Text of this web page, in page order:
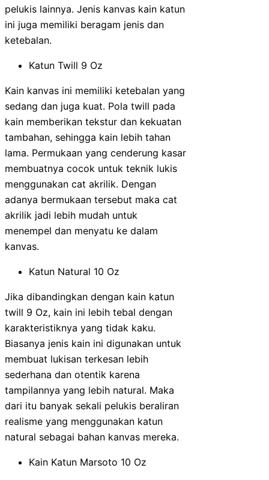
pelukis lainnya. Jenis kanvas kain katun
ini juga memiliki beragam jenis dan
ketebalan.
Katun Twill 9 Oz
Kain kanvas ini memiliki ketebalan yang
sedang dan juga kuat. Pola twill pada
kain memberikan tekstur dan kekuatan
tambahan, sehingga kain lebih tahan
lama. Permukaan yang cenderung kasar
membuatnya cocok untuk teknik lukis
menggunakan cat akrilik. Dengan
adanya bermukaan tersebut maka cat
akrilik jadi lebih mudah untuk
menempel dan menyatu ke dalam
kanvas.
Katun Natural 10 Oz
Jika dibandingkan dengan kain katun
twill 9 Oz, kain ini lebih tebal dengan
karakteristiknya yang tidak kaku.
Biasanya jenis kain ini digunakan untuk
membuat lukisan terkesan lebih
sederhana dan otentik karena
tampilannya yang lebih natural. Maka
dari itu banyak sekali pelukis beraliran
realisme yang menggunakan katun
natural sebagai bahan kanvas mereka.
Kain Katun Marsoto 10 Oz